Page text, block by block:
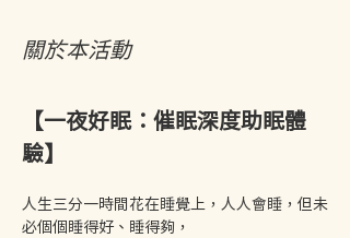
關於本活動
【一夜好眠：催眠深度助眠體
驗】
人生三分一時間花在睡覺上，人人會睡，但未
必個個睡得好、睡得夠，